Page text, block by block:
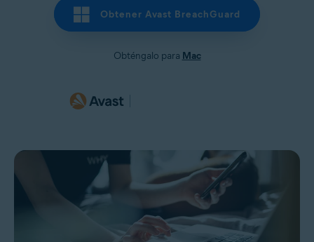
Obtener Avast BreachGuard
Obténgalo para Mac